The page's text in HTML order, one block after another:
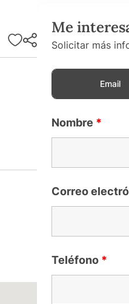
Me
Solicitar más
Email
Nombre *
Correo
Teléfono *